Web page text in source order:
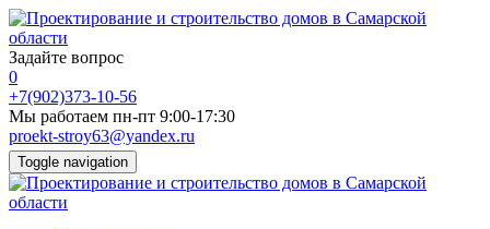
Задайте вопрос
0
+7(902)373-10-56
Мы работаем пн-пт 9:00-17:30
proekt-stroy63@yandex.ru
Toggle navigation